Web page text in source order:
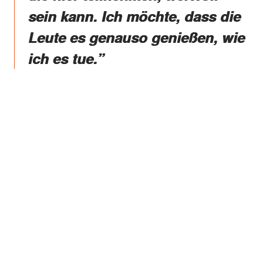
sein kann. Ich möchte, dass die
Leute es genauso genießen, wie
ich es tue.”